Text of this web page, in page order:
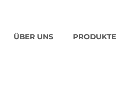
ÜBER UNS PRODUKTE